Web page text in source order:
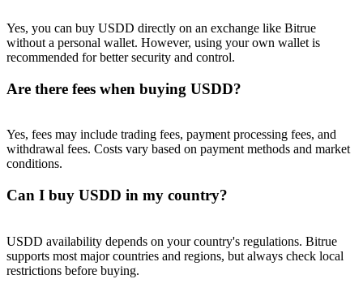
Yes, you can buy USDD directly on an exchange like Bitrue
without a personal wallet. However, using your own wallet is
recommended for better security and control.
Are there fees when buying USDD?
Yes, fees may include trading fees, payment processing fees, and
withdrawal fees. Costs vary based on payment methods and market
conditions.
Can I buy USDD in my country?
USDD availability depends on your country's regulations. Bitrue
supports most major countries and regions, but always check local
restrictions before buying.